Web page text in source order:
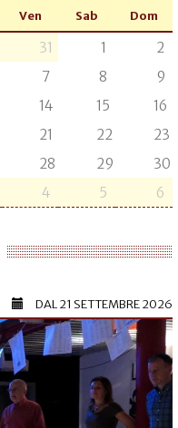
Ven Sab Dom
31 1
2
7 8
9
14 15
16
21 22
23
28 29
30
4 5 6
DAL21 SETTEMBRE 2026